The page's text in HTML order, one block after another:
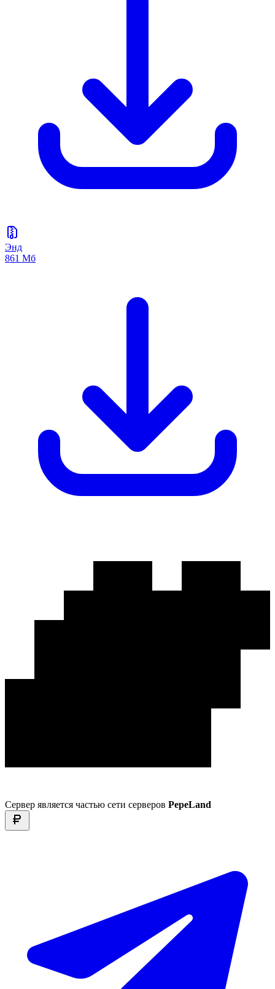
Энд
861 Мб
Сервер является частью сети серверов PepeLand